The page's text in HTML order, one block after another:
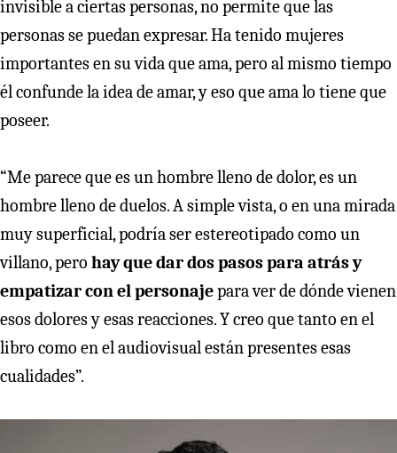
invisible a ciertas personas, no permite que las
personas se puedan expresar. Ha tenido mujeres
importantes en su vida que ama, pero al mismo tiempo
él confunde la idea de amar, y eso que ama lo tiene que
poseer.
“Me parece que es un hombre lleno de dolor, es un
hombre lleno de duelos. A simple vista, o en una mirada
muy superficial, podría ser estereotipado como un
villano, pero hay que dar dos pasos para atrás y
empatizar con el personajepara ver de dónde vienen
esos dolores y esas reacciones. Y creo que tanto en el
libro como en el audiovisual están presentes esas
cualidades”.